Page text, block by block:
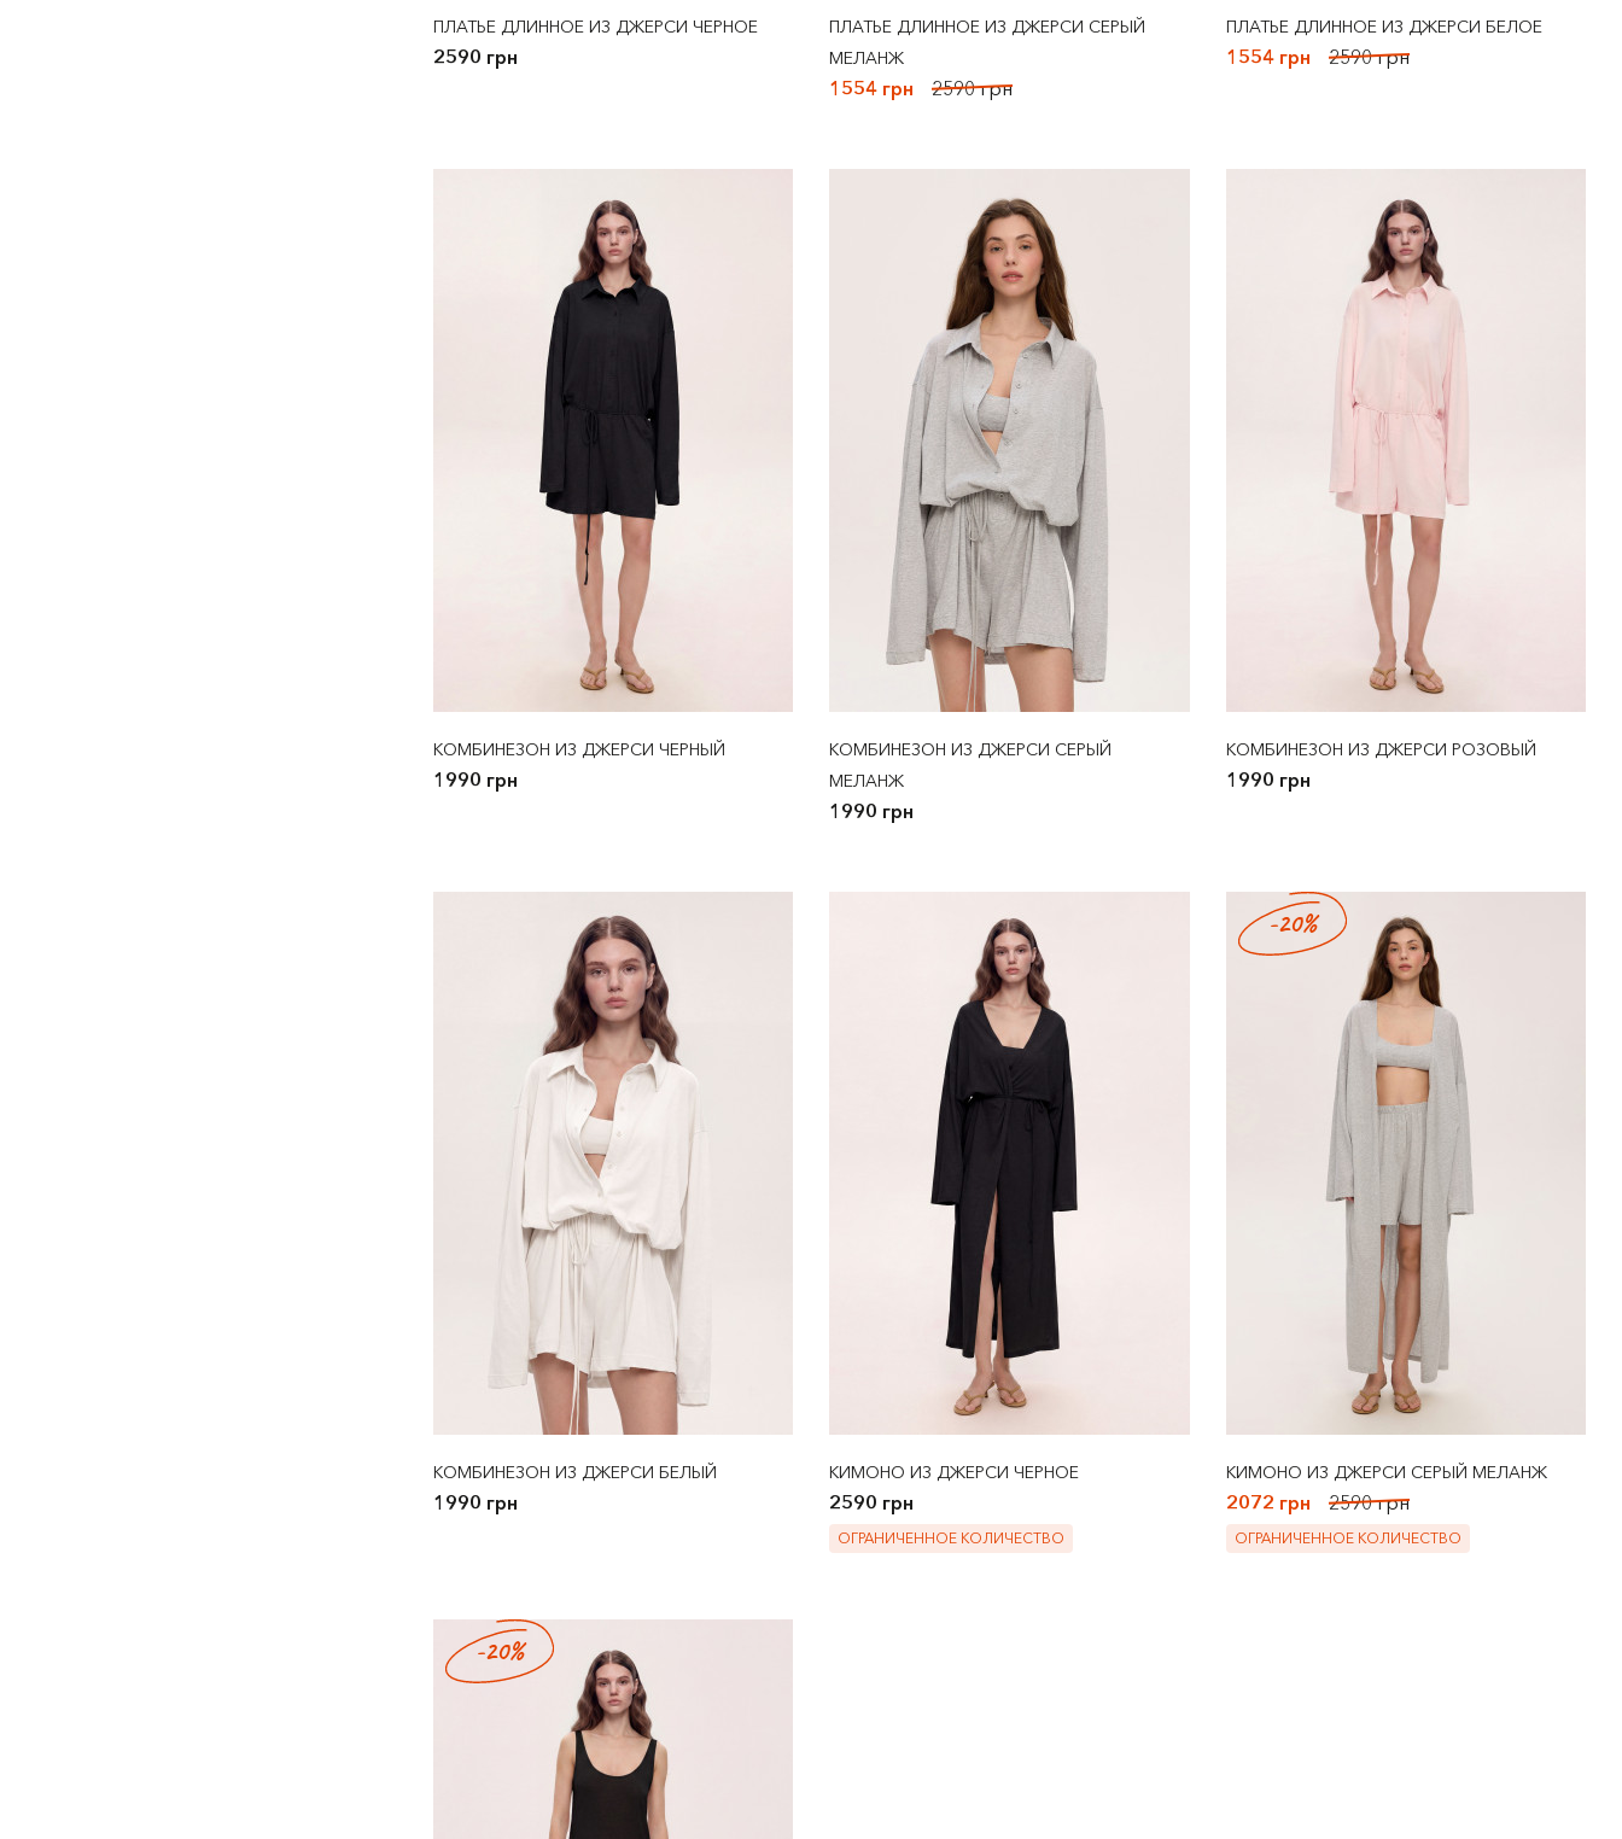
ПЛАТЬЕ ДЛИННОЕ ИЗ ДЖЕРСИ ЧЕРНОЕ
2590 грн
ПЛАТЬЕ ДЛИННОЕ ИЗ ДЖЕРСИ СЕРЫЙ
МЕЛАНЖ
1554 грн 2590 грн
ПЛАТЬЕ ДЛИННОЕ ИЗ ДЖЕРСИ БЕЛОЕ
1554 грн 2590 грн
КОМБИНЕЗОН ИЗ ДЖЕРСИ ЧЕРНЫЙ
1990 грн
КОМБИНЕЗОН ИЗ ДЖЕРСИ СЕРЫЙ
МЕЛАНЖ
1990 грн
КОМБИНЕЗОН ИЗ ДЖЕРСИ РОЗОВЫЙ
1990 грн
КОМБИНЕЗОН ИЗ ДЖЕРСИ БЕЛЫЙ
1990 грн
КИМОНО ИЗ ДЖЕРСИ ЧЕРНОЕ
2590 грн
ОГРАНИЧЕННОЕ КОЛИЧЕСТВО
КИМОНО ИЗ ДЖЕРСИ СЕРЫЙ МЕЛАНЖ
2072 грн 2590 грн
ОГРАНИЧЕННОЕ КОЛИЧЕСТВО
-20%
-20%